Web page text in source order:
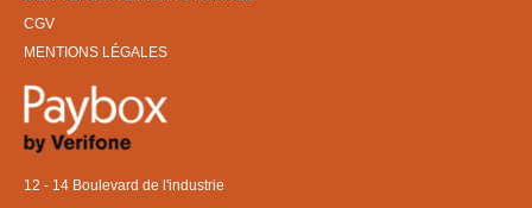
CGV
MENTIONS LÉGALES
12 - 14 Boulevard de l'industrie